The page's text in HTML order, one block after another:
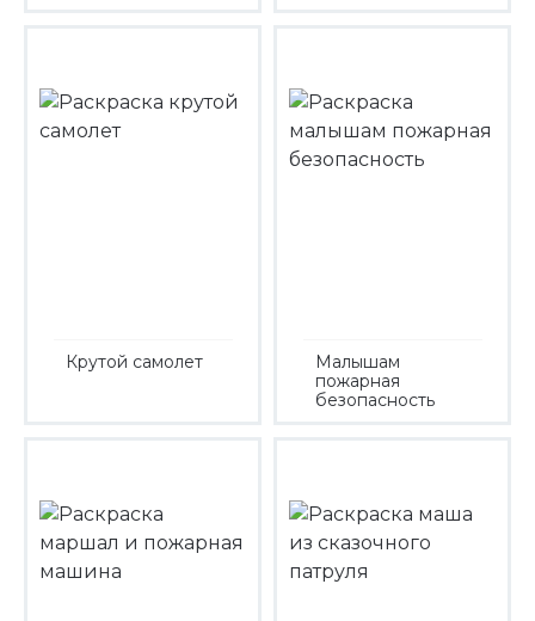
Крутой самолет
Малышам
пожарная
безопасность